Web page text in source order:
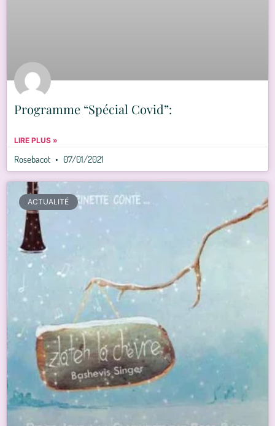
Programme “Spécial Covid”:
LIRE PLUS »
Rosebacot 07/01/2021
ACTUALITÉ